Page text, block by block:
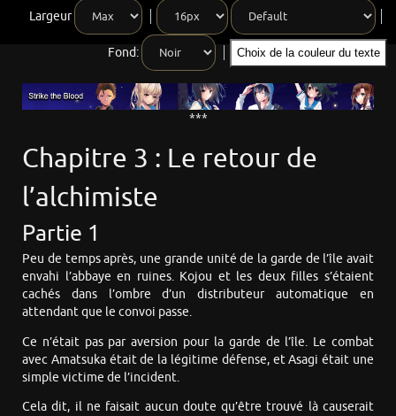
Largeur
Fond: Choix de la couleur du texte
***
Chapitre 3 : Le retour de
l’alchimiste
Partie 1
Peu de temps après, une grande unité de la garde de l’île avait
envahi l’abbaye en ruines. Kojou et les deux filles s’étaient
cachés dans l’ombre d’un distributeur automatique en
attendant que le convoi passe.
Ce n’était pas par aversion pour la garde de l’île. Le combat
avec Amatsuka était de la légitime défense, et Asagi était une
simple victime de l’incident.
Cela dit, il ne faisait aucun doute qu’être trouvé là causerait